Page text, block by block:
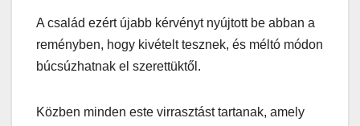
A család ezért újabb kérvényt nyújtott be abban a
reményben, hogy kivételt tesznek, és méltó módon
búcsúzhatnak el szerettüktől.
Közben minden este virrasztást tartanak, amely